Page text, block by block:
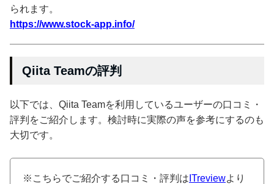
られます。
https://www.stock-app.info/
Qiita Teamの評判
以下では、Qiita Teamを利用しているユーザーの口コミ・
評判をご紹介します。検討時に実際の声を参考にするのも
大切です。
※こちらでご紹介する口コミ・評判は ITreviewより